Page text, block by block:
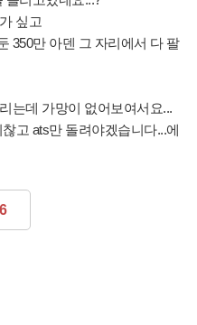
싶고
350만 아덴 그 자리에서 다 팔
는데 가망이 없어보여서요...
고 ats만 돌려야겠습니다...에
6